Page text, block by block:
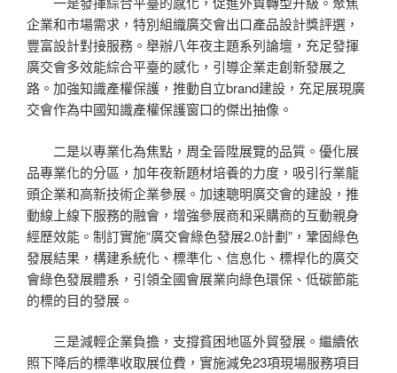
企業和市場需求，特別組織廣交會出口產品設計獎評選，
豐富設計對接服務。舉辦八年夜主題系列論壇，充足發揮
廣交會多效能綜合平臺的感化，引導企業走創新發展之
路。加強知識產權保護，推動自立brand建設，充足展現廣
交會作為中國知識產權保護窗口的傑出抽像。
二是以專業化為焦點，周全晉陞展覽的品質。優化展
品專業化的分區，加年夜新題材培養的力度，吸引行業龍
頭企業和高新技術企業參展。加速聰明廣交會的建設，推
動線上線下服務的融會，增強參展商和采購商的互動親身
經歷效能。制訂實施“廣交會綠色發展2.0計劃”，鞏固綠色
發展結果，構建系統化、標準化、信息化、標桿化的廣交
會綠色發展體系，引領全國會展業向綠色環保、低碳節能
的標的目的發展。
三是減輕企業負擔，支撐貧困地區外貿發展。繼續依
照下降后的標準收取展位費，實施減免23項現場服務項目